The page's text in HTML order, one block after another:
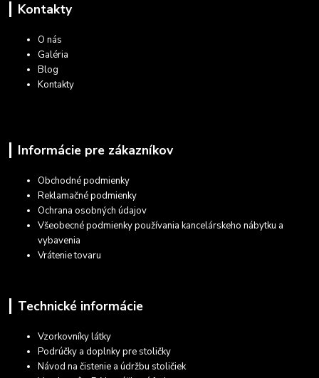
Kontakty
O nás
Galéria
Blog
Kontakty
Informácie pre zákazníkov
Obchodné podmienky
Reklamačné podmienky
Ochrana osobných údajov
Všeobecné podmienky používania kancelárskeho nábytku a
vybavenia
Vrátenie tovaru
Technické informácie
Vzorkovníky látky
Podrúčky a doplnky pre stoličky
Návod na čistenie a údržbu stoličiek